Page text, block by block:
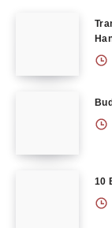
10